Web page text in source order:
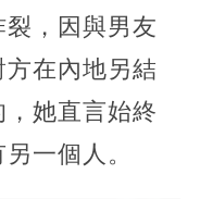
，因與男友
在內地另結
她直言始終
一個人。